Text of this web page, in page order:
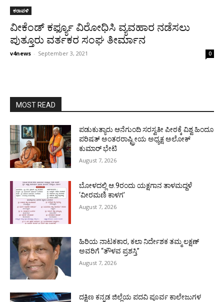
ಕರಾವಳಿ
ವೀಕೆಂಡ್ ಕರ್ಫ್ಯೂ ವಿರೋಧಿಸಿ ವ್ಯವಹಾರ ನಡೆಸಲು
ಪುತ್ತೂರು ವರ್ತಕರ ಸಂಘ ತೀರ್ಮಾನ
v4news - September 3, 2021 0
MOST READ
ಪಡುಕುತ್ಯಾರು ಆನೆಗುಂದಿ ಸರಸ್ವತೀ ಪೀಠಕ್ಕೆ ವಿಶ್ವ ಹಿಂದೂ
ಪರಿಷತ್ ಅಂತರರಾಷ್ಟ್ರೀಯ ಅಧ್ಯಕ್ಷ ಅಲೋಕ್
ಕುಮಾರ್ ಭೇಟಿ
August 7, 2026
ಬೋಳದಲ್ಲಿ ಆ.9ರಂದು ಯಕ್ಷಗಾನ ತಾಳಮದ್ದಳೆ
‘ವೀರಮಣಿ ಕಾಳಗ’
August 7, 2026
ಹಿರಿಯ ನಾಟಕಕಾರ, ಕಲಾ ನಿರ್ದೇಶಕ ತಮ್ಮ ಲಕ್ಷಣ್
ಅವರಿಗೆ “ತೌಳವ ಪ್ರಶಸ್ತಿ”
August 7, 2026
ದಕ್ಷಿಣ ಕನ್ನಡ ಜಿಲ್ಲೆಯ ಪದವಿ ಪೂರ್ವ ಕಾಲೇಜುಗಳ